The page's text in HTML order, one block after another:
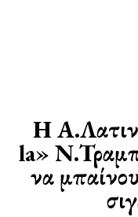
Η
la»
να